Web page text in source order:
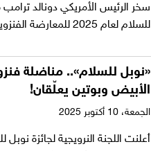
سخر الرئيس الأمريكي دونالد ترامب
للسلام لعام 2025 للمعارضة الفنزويلية ماريا كورينا ماشادو….
«نوبل للسلام».. مناضلة
الأبيض وبوتين يعلّقان!
الجمعة،
أعلنت اللجنة النرويجية لجائزة نوبل